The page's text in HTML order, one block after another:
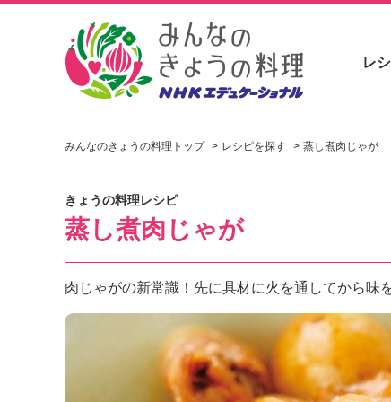
し
見
つ
け
よ
う
。
N
H
レ
みんなのきょうの料理トップ レシピを探す 蒸し煮肉じゃが
きょうの料理レシピ
蒸し煮肉じゃが
肉じゃがの新常識！先に具材に火を通してから味